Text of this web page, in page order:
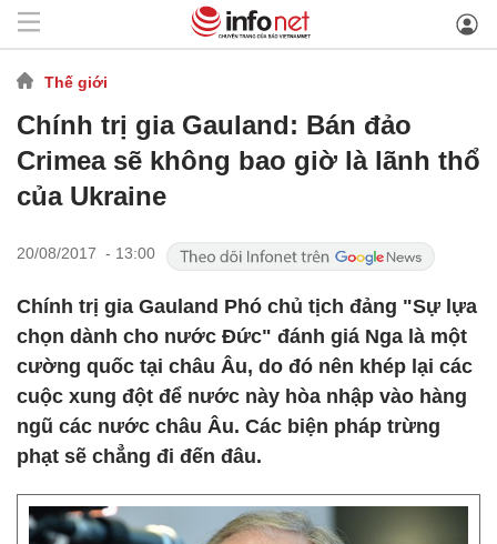
Thế giới
Chính trị gia Gauland: Bán đảo
Crimea sẽ không bao giờ là lãnh thổ
của Ukraine
20/08/2017 - 13:00
Chính trị gia Gauland Phó chủ tịch đảng "Sự lựa
chọn dành cho nước Đức" đánh giá Nga là một
cường quốc tại châu Âu, do đó nên khép lại các
cuộc xung đột để nước này hòa nhập vào hàng
ngũ các nước châu Âu. Các biện pháp trừng
phạt sẽ chẳng đi đến đâu.